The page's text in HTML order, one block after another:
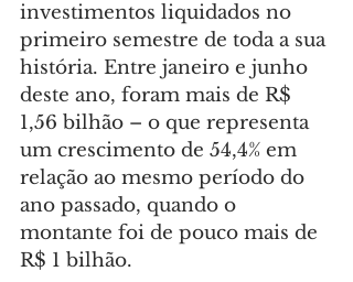
investimentos liquidados no
primeiro semestre de toda a sua
história. Entre janeiro e junho
deste ano, foram mais de R$
1,56 bilhão – o que representa
um crescimento de 54,4% em
relação ao mesmo período do
ano passado, quando o
montante foi de pouco mais de
R$ 1 bilhão.